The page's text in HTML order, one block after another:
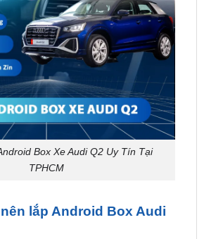
Box Xe Audi Q2 Uy Tín Tại
lắp Android Box Audi
nghiệm giải trí trong xe